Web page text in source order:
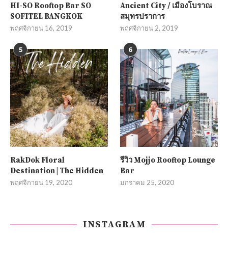
HI-SO Rooftop Bar SO
SOFITEL BANGKOK
พฤศจิกายน 16, 2019
Ancient City / เมืองโบราณ
สมุทรปราการ
พฤศจิกายน 2, 2019
5
RakDok Floral
Destination | The Hidden
พฤศจิกายน 19, 2020
6
รีวิว Mojjo Rooftop Lounge
Bar
มกราคม 25, 2020
INSTAGRAM